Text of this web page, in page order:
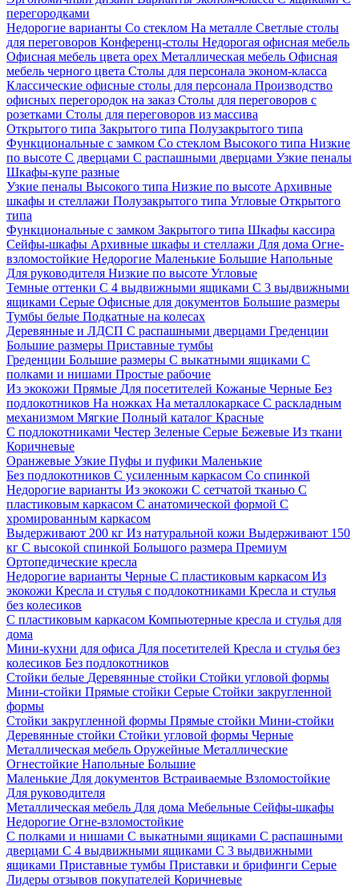
перегородками
Недорогие варианты Со стеклом На металле Светлые столы
для переговоров Конференц-столы Недорогая офисная мебель
Офисная мебель цвета орех Металлическая мебель Офисная
мебель черного цвета Столы для персонала эконом-класса
Классические офисные столы для персонала Производство
офисных перегородок на заказ Столы для переговоров с
розетками Столы для переговоров из массива
Открытого типа Закрытого типа Полузакрытого типа
Функциональные с замком Со стеклом Высокого типа Низкие
по высоте С дверцами С распашными дверцами Узкие пеналы
Шкафы-купе разные
Узкие пеналы Высокого типа Низкие по высоте Архивные
шкафы и стеллажи Полузакрытого типа Угловые Открытого
типа
Функциональные с замком Закрытого типа Шкафы кассира
Сейфы-шкафы Архивные шкафы и стеллажи Для дома Огне-
взломостойкие Недорогие Маленькие Большие Напольные
Для руководителя Низкие по высоте Угловые
Темные оттенки С 4 выдвижными ящиками С 3 выдвижными
ящиками Серые Офисные для документов Большие размеры
Тумбы белые Подкатные на колесах
Деревянные и ЛДСП С распашными дверцами Греденции
Большие размеры Приставные тумбы
Греденции Большие размеры С выкатными ящиками С
полками и нишами Простые рабочие
Из экокожи Прямые Для посетителей Кожаные Черные Без
подлокотников На ножках На металлокаркасе С раскладным
механизмом Мягкие Полный каталог Красные
С подлокотниками Честер Зеленые Серые Бежевые Из ткани
Коричневые
Оранжевые Узкие Пуфы и пуфики Маленькие
Без подлокотников С усиленным каркасом Со спинкой
Недорогие варианты Из экокожи С сетчатой тканью С
пластиковым каркасом С анатомической формой С
хромированным каркасом
Выдерживают 200 кг Из натуральной кожи Выдерживают 150
кг С высокой спинкой Большого размера Премиум
Ортопедические кресла
Недорогие варианты Черные С пластиковым каркасом Из
экокожи Кресла и стулья с подлокотниками Кресла и стулья
без колесиков
С пластиковым каркасом Компьютерные кресла и стулья для
дома
Мини-кухни для офиса Для посетителей Кресла и стулья без
колесиков Без подлокотников
Стойки белые Деревянные стойки Стойки угловой формы
Мини-стойки Прямые стойки Серые Стойки закругленной
формы
Стойки закругленной формы Прямые стойки Мини-стойки
Деревянные стойки Стойки угловой формы Черные
Металлическая мебель Оружейные Металлические
Огнестойкие Напольные Большие
Маленькие Для документов Встраиваемые Взломостойкие
Для руководителя
Металлическая мебель Для дома Мебельные Сейфы-шкафы
Недорогие Огне-взломостойкие
С полками и нишами С выкатными ящиками С распашными
дверцами С 4 выдвижными ящиками С 3 выдвижными
ящиками Приставные тумбы Приставки и брифинги Серые
Лидеры отзывов покупателей Коричневые